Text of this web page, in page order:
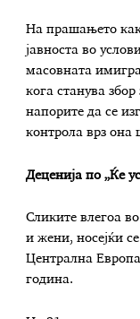
На прашањето
јавноста во
масовната
кога станува
напорите да се
контрола врз она
Деценија по „Ќе
Сликите влегоа
и жени, носејќи
Централна
година.